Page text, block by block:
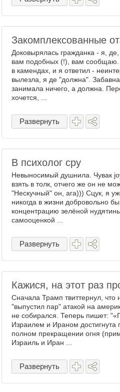
Закомплексованные
Доковырялась гражданка - я,
вам подобных (!), вам сообщаю.
в камендах, и я ответил -
вылезла, я де "должна".
занимала ничего, а должна.
хочется, ...
Развернуть
В психолог сру
Невыносимый душнила. Чувак
взять в толк, отчего же он не
"Нескучный" он, ага))) Сцук, я
никогда в жизни добровольно
концентрацию зелёной
самооценкой ...
Развернуть
Кажися, на этот раз
Сначала Трамп твиттернул, что
"выпустил пар" атакой на
не собирался. Теперь пишет:
Израилем и Ираном достигнута
полном прекращении огня
Израиль и Иран ...
Развернуть